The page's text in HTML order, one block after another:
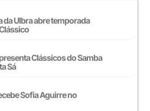
da Ulbra abre temporada
Clássicos do Samba
Sá
Sofia Aguirre no